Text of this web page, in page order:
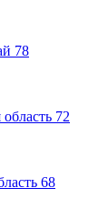
78
72
68